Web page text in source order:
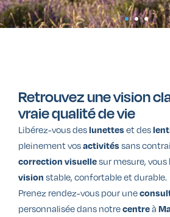
Retrouvez une vision
vraie qualité de vie
Libérez-vous deslunettes et des
pleinement vosactivités sans
correction visuellesur mesure,
vision stable, confortable et durable.
Prenez rendez-vous pour une
personnalisée dans notrecentreà